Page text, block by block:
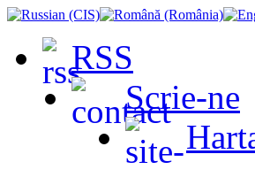
RSS
Scrie-ne